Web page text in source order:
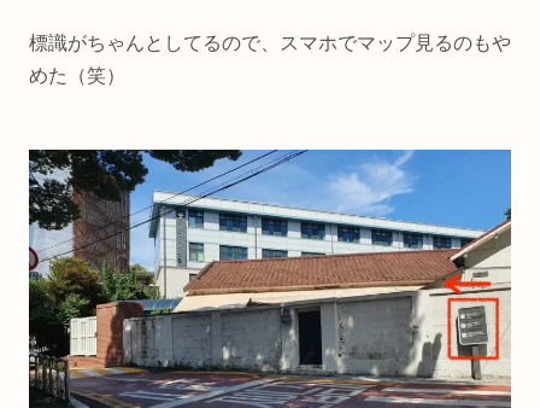
標識がちゃんとしてるので、スマホでマップ見るのもや
めた（笑）